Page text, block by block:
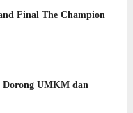
Final The Champion
Dorong UMKM dan